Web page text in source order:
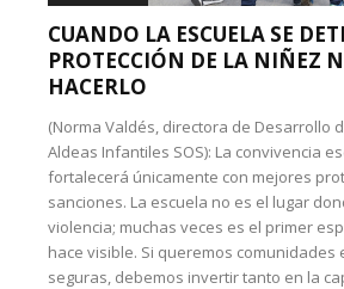
CUANDO LA ESCUELA SE
PROTECCIÓN DE LA NIÑEZ
HACERLO
(Norma Valdés, directora de Desarrollo
Aldeas Infantiles SOS): La convivencia
fortalecerá únicamente con mejores
sanciones. La escuela no es el lugar
violencia; muchas veces es el primer
hace visible. Si queremos comunidades
seguras, debemos invertir tanto en la